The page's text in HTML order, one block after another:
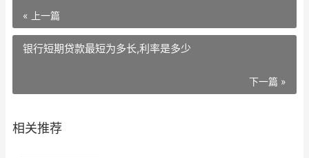
« 上一篇
银行短期贷款最短为多长,利率是多少
下一篇 »
相关推荐